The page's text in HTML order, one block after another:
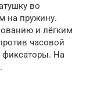
во
на пружину.
и лёгким
часовой
фиксаторы. На